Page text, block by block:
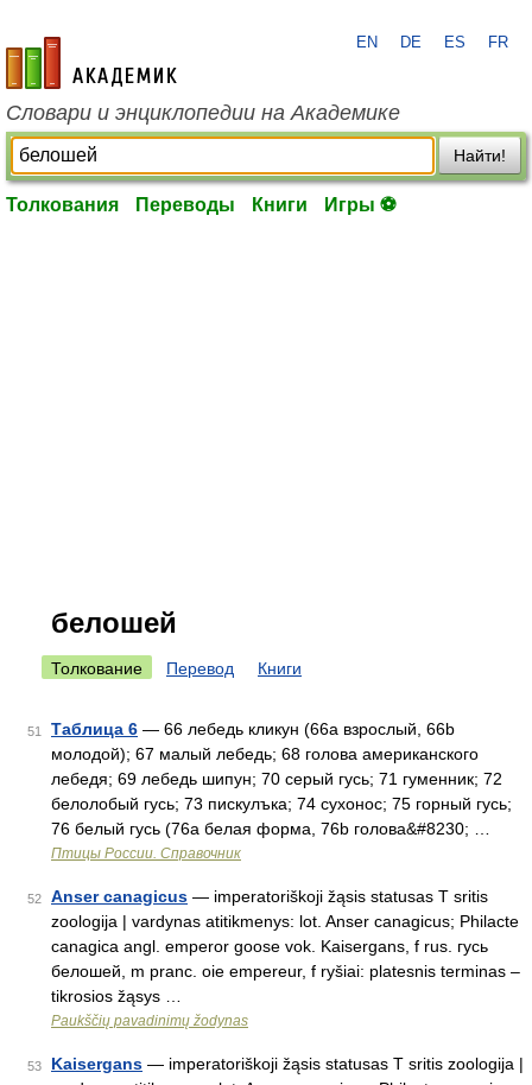
academic.ru
EN DE ES FR
Словари и энциклопедии на Академике
Найти!
Толкования Переводы Книги Игры ⚽
белошей
Толкование Перевод Книги
51 Таблица 6 — 66 лебедь кликун (66a взрослый, 66b
молодой); 67 малый лебедь; 68 голова американского
лебедя; 69 лебедь шипун; 70 серый гусь; 71 гуменник; 72
белолобый гусь; 73 пискулъка; 74 сухонос; 75 горный гусь;
76 белый гусь (76a белая форма, 76b голова&#8230; …
Птицы России. Справочник
52 Anser canagicus — imperatoriškoji žąsis statusas T sritis
zoologija | vardynas atitikmenys: lot. Anser canagicus; Philacte
canagica angl. emperor goose vok. Kaisergans, f rus. гусь
белошей, m pranc. oie empereur, f ryšiai: platesnis terminas –
tikrosios žąsys …
Paukščių pavadinimų žodynas
53 Kaisergans — imperatoriškoji žąsis statusas T sritis zoologija |